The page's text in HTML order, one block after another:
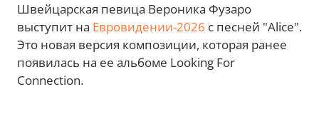
Швейцарская певица Вероника Фузаро
выступит на Евровидении-2026 с песней "Alice".
Это новая версия композиции, которая ранее
появилась на ее альбоме Looking For
Connection.